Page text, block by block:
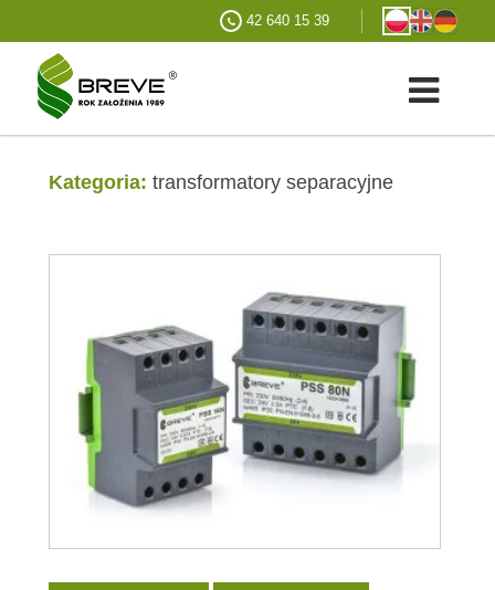
42 640 15 39
Kategoria: transformatory separacyjne